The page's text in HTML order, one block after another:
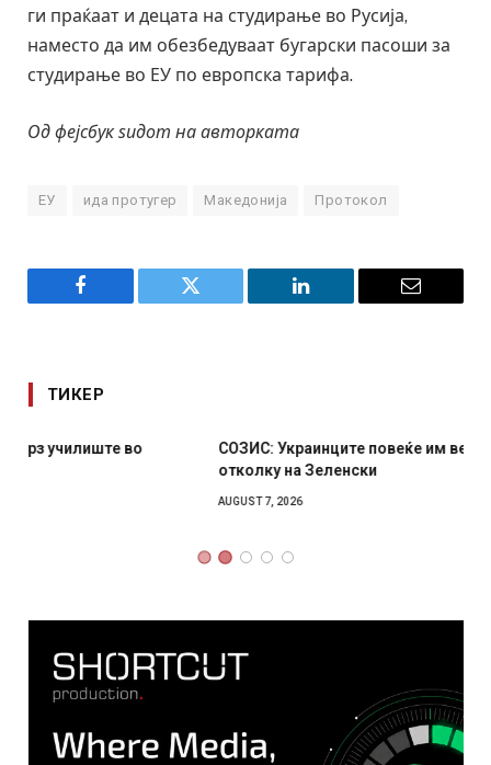
ги праќаат и децата на студирање во Русија,
наместо да им обезбедуваат бугарски пасоши за
студирање во ЕУ по европска тарифа.
Од фејсбук ѕидот на авторката
ЕУ ида протугер Македонија Протокол
Facebook Twitter LinkedIn Email
ТИКЕР
СОЗИС: Украинците повеќе им веруваат на генералите